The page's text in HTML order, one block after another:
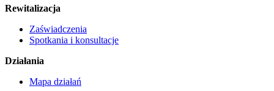
Rewitalizacja
Zaświadczenia
Spotkania i konsultacje
Działania
Mapa działań